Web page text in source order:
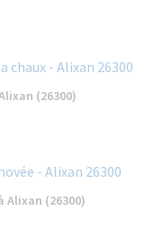
(26300)
Alixan (26300)